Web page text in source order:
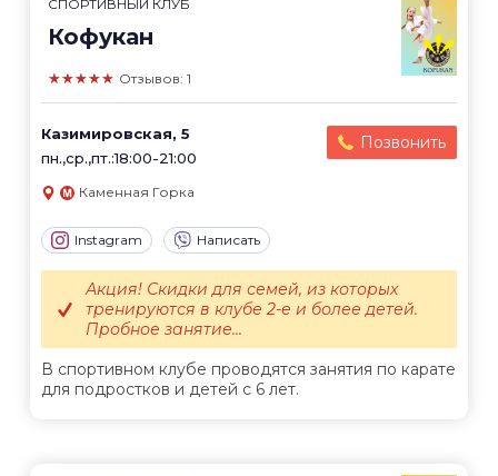
СПОРТИВНЫЙ КЛУБ
Кофукан
★★★★★ Отзывов: 1
Казимировская, 5
пн.,ср.,пт.:18:00-21:00
Позвонить
Каменная Горка
Instagram Написать
В спортивном клубе проводятся занятия по карате
для подростков и детей с 6 лет.
Акция! Скидки для семей, из которых
тренируются в клубе 2-е и более детей.
Пробное занятие...